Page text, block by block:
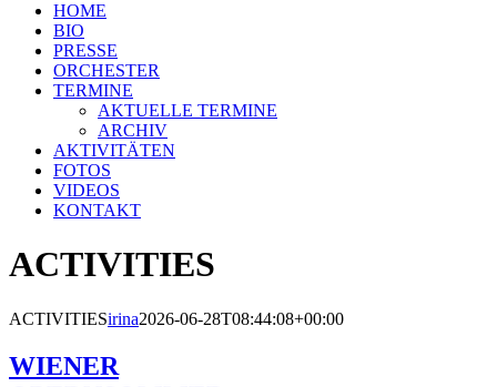
HOME
BIO
PRESSE
ORCHESTER
TERMINE
AKTUELLE TERMINE
ARCHIV
AKTIVITÄTEN
FOTOS
VIDEOS
KONTAKT
ACTIVITIES
ACTIVITIESirina2026-06-28T08:44:08+00:00
WIENER